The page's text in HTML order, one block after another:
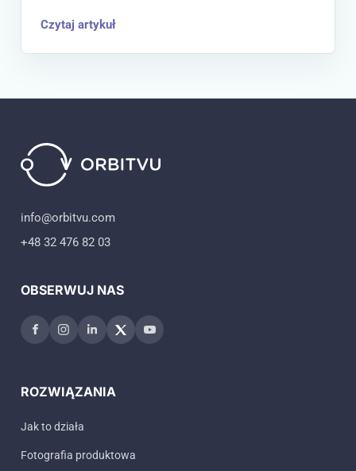
Czytaj artykuł
info@orbitvu.com
+48 32 476 82 03
OBSERWUJ NAS
ROZWIĄZANIA
Jak to działa
Fotografia produktowa